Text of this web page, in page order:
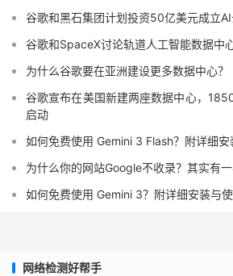
谷歌和黑石集团计划投资50亿美元成立
谷歌和SpaceX讨论轨道人工智能数据中
为什么谷歌要在亚洲建设更多数据中心？
谷歌宣布在美国新建两座数据中心，
启动
如何免费使用 Gemini 3 Flash？附详细
为什么你的网站Google不收录？其实有一
如何免费使用 Gemini 3？附详细安装与
网络检测好帮手